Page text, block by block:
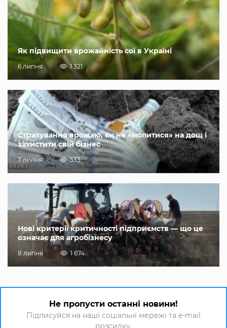
Як підвищити врожайність сої в Україні
6 липня 1 321
Страхування врожаю, як не «молитися» на дощ і
захистити свій бізнес
7 липня 533
Нові критерії критичності підприємств — що це
означає для агробізнесу
8 липня 1 674
Не пропусти останні новини!
Підписуйся на наші соціальні мережі та e-mail
розсилку.